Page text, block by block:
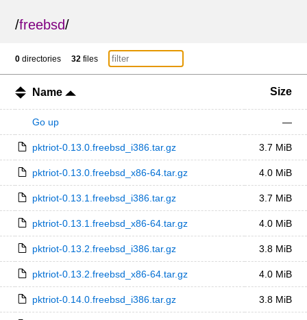
/freebsd/
0 directories 32 files
Name Size
Go up —
pktriot-0.13.0.freebsd_i386.tar.gz 3.7 MiB
pktriot-0.13.0.freebsd_x86-64.tar.gz 4.0 MiB
pktriot-0.13.1.freebsd_i386.tar.gz 3.7 MiB
pktriot-0.13.1.freebsd_x86-64.tar.gz 4.0 MiB
pktriot-0.13.2.freebsd_i386.tar.gz 3.8 MiB
pktriot-0.13.2.freebsd_x86-64.tar.gz 4.0 MiB
pktriot-0.14.0.freebsd_i386.tar.gz 3.8 MiB